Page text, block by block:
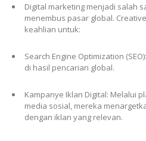
Digital marketing menjadi salah
menembus pasar global.
keahlian untuk:
Search Engine Optimization
di hasil pencarian global.
Kampanye Iklan Digital: Melalui
media sosial, mereka
dengan iklan yang relevan.